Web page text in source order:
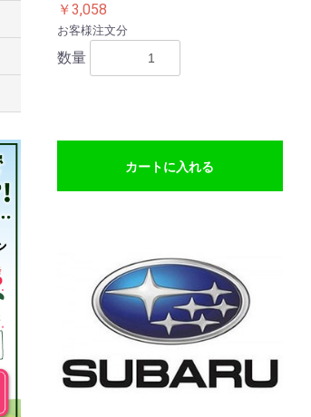
￥3,058
お客様注文分
数量
カートに入れる